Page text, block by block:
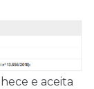
e aceita